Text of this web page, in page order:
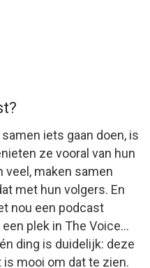
iets gaan doen, is
ze vooral van hun
veel, maken samen
met hun volgers. En
nou een podcast
plek in The Voice…
ding is duidelijk: deze
is mooi om dat te zien.